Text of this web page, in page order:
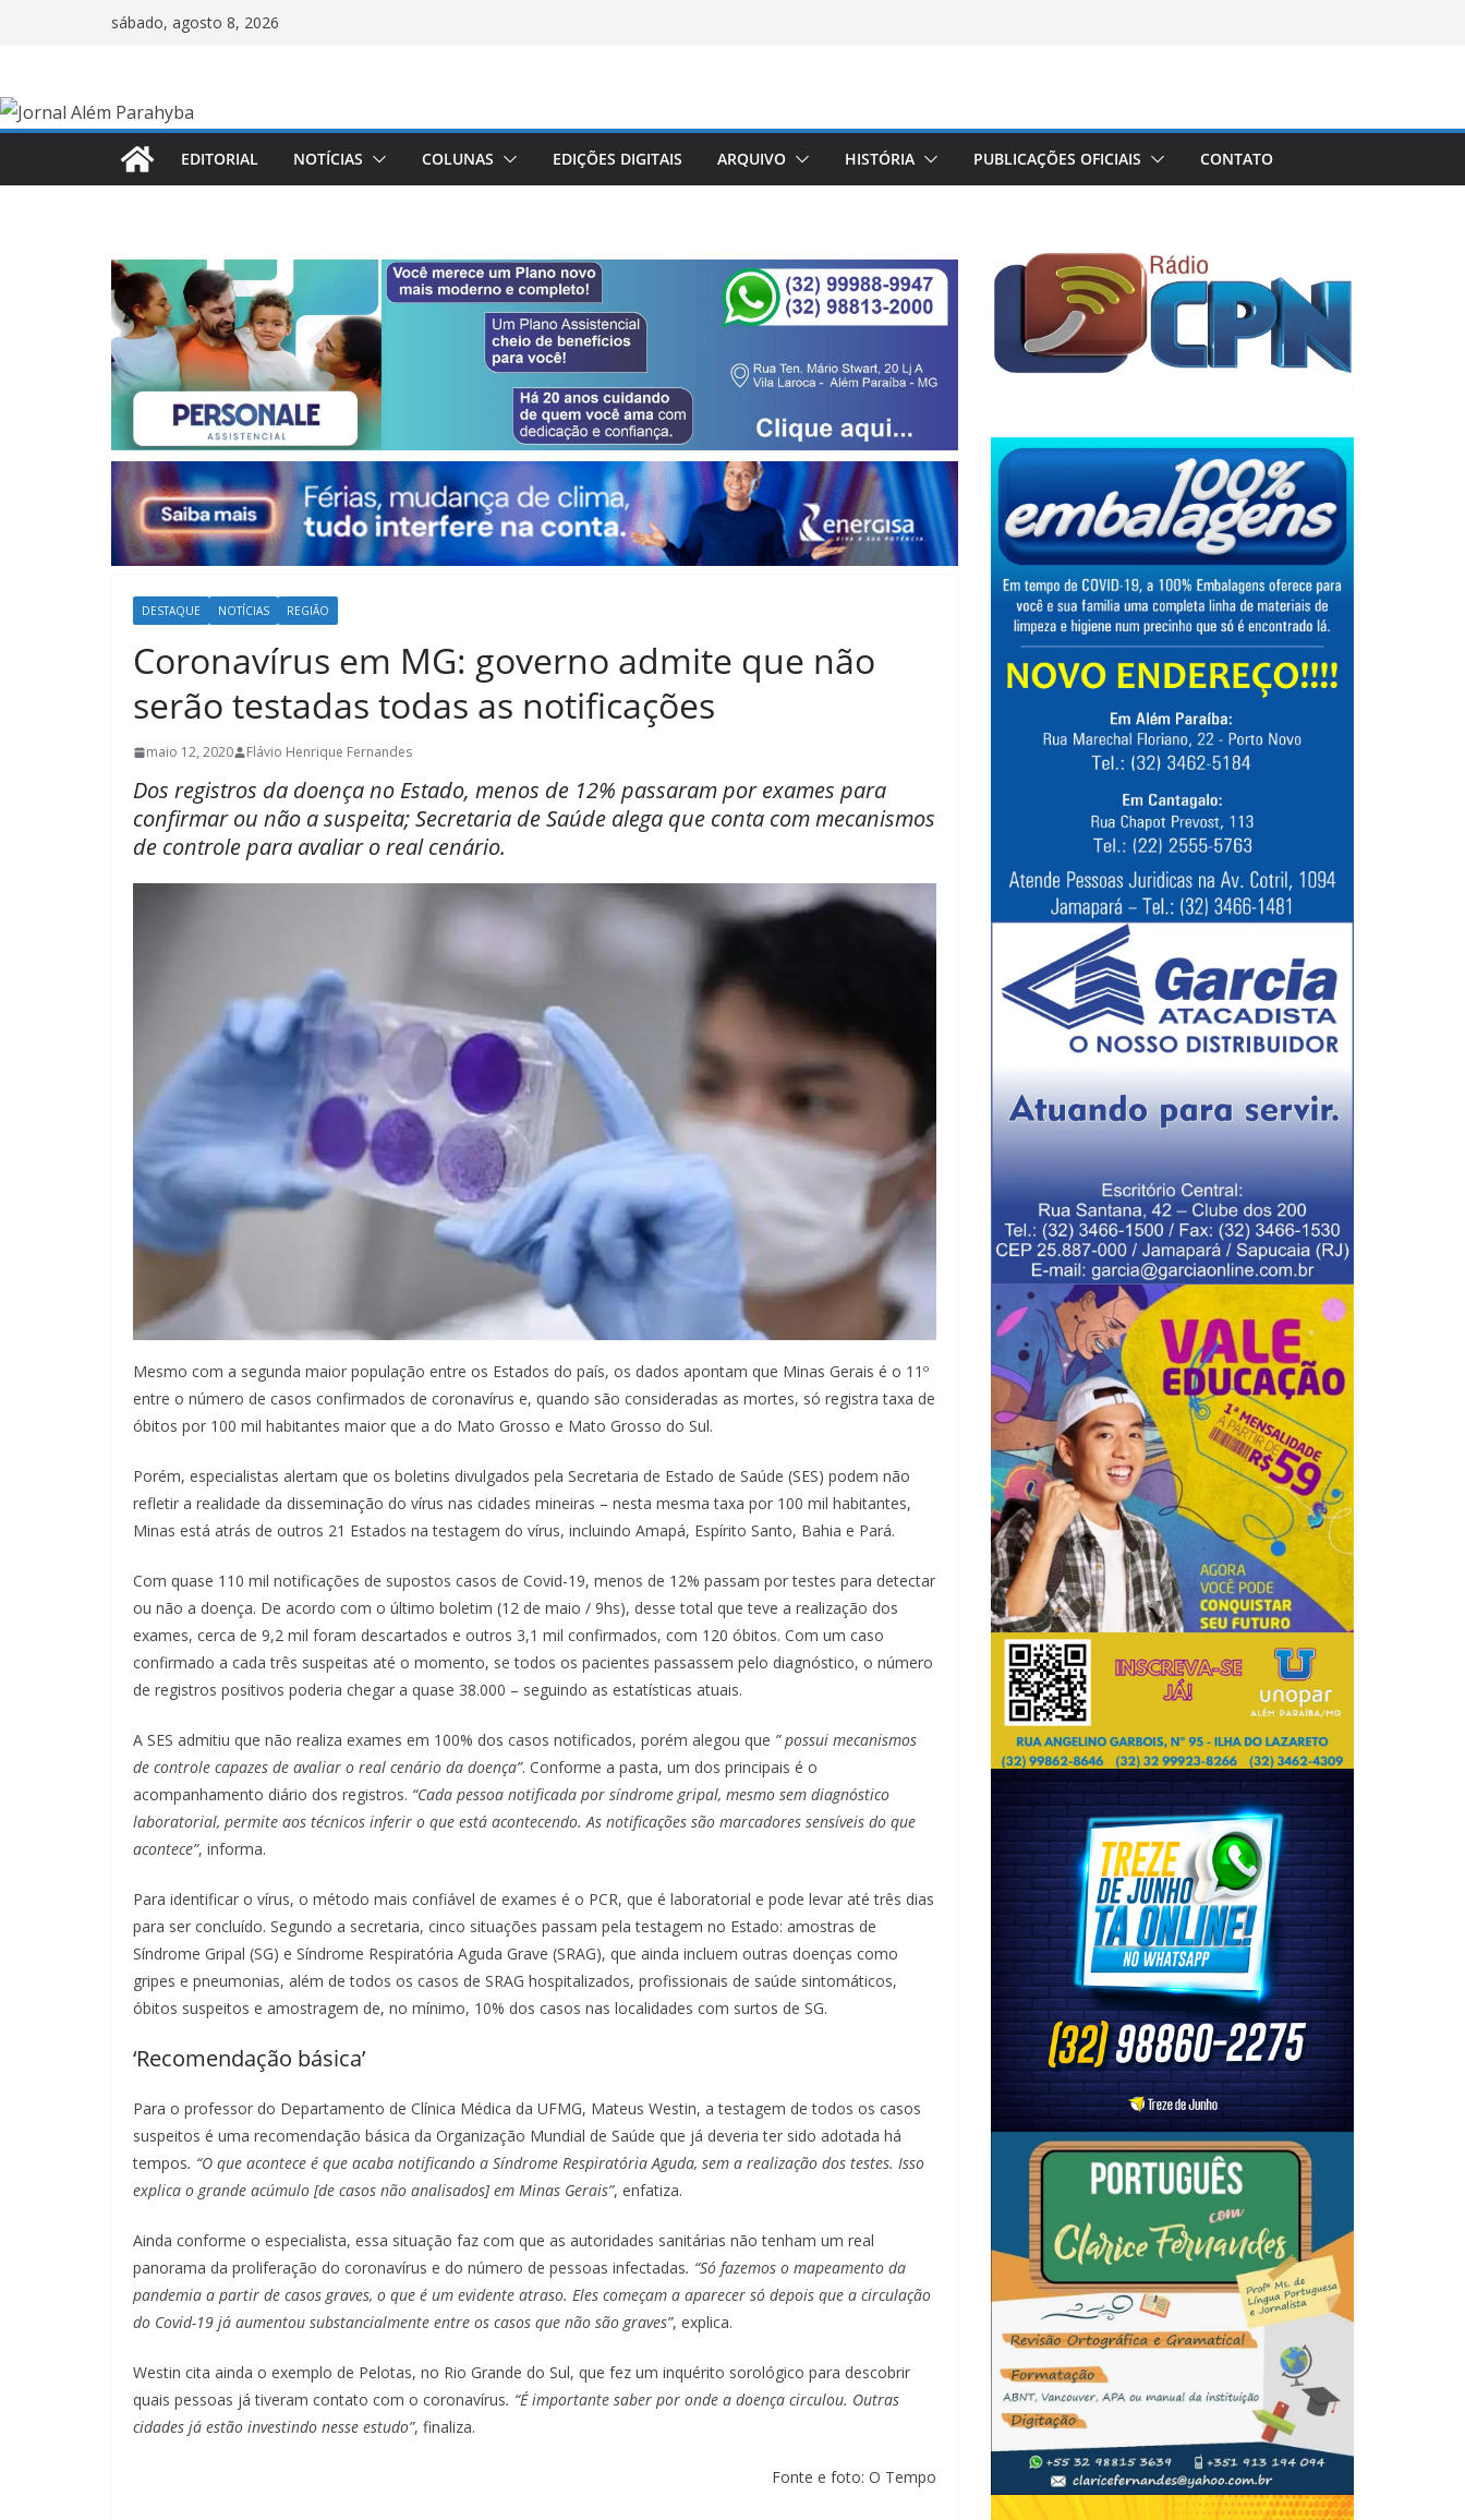
conteúdo
sábado, agosto 8, 2026
EDITORIAL NOTÍCIAS COLUNAS EDIÇÕES DIGITAIS ARQUIVO HISTÓRIA PUBLICAÇÕES OFICIAIS CONTATO
DESTAQUE NOTÍCIAS REGIÃO
Coronavírus em MG: governo admite que não
serão testadas todas as notificações
maio 12, 2020 Flávio Henrique Fernandes
Dos registros da doença no Estado, menos de 12% passaram por exames para
confirmar ou não a suspeita; Secretaria de Saúde alega que conta com mecanismos
de controle para avaliar o real cenário.
Mesmo com a segunda maior população entre os Estados do país, os dados apontam que Minas Gerais é o 11º
entre o número de casos confirmados de coronavírus e, quando são consideradas as mortes, só registra taxa de
óbitos por 100 mil habitantes maior que a do Mato Grosso e Mato Grosso do Sul.
Porém, especialistas alertam que os boletins divulgados pela Secretaria de Estado de Saúde (SES) podem não
refletir a realidade da disseminação do vírus nas cidades mineiras – nesta mesma taxa por 100 mil habitantes,
Minas está atrás de outros 21 Estados na testagem do vírus, incluindo Amapá, Espírito Santo, Bahia e Pará.
Com quase 110 mil notificações de supostos casos de Covid-19, menos de 12% passam por testes para detectar
ou não a doença. De acordo com o último boletim (12 de maio / 9hs), desse total que teve a realização dos
exames, cerca de 9,2 mil foram descartados e outros 3,1 mil confirmados, com 120 óbitos. Com um caso
confirmado a cada três suspeitas até o momento, se todos os pacientes passassem pelo diagnóstico, o número
de registros positivos poderia chegar a quase 38.000 – seguindo as estatísticas atuais.
A SES admitiu que não realiza exames em 100% dos casos notificados, porém alegou que ” possui mecanismos
de controle capazes de avaliar o real cenário da doença”. Conforme a pasta, um dos principais é o
acompanhamento diário dos registros. “Cada pessoa notificada por síndrome gripal, mesmo sem diagnóstico
laboratorial, permite aos técnicos inferir o que está acontecendo. As notificações são marcadores sensíveis do que
acontece”, informa.
Para identificar o vírus, o método mais confiável de exames é o PCR, que é laboratorial e pode levar até três dias
para ser concluído. Segundo a secretaria, cinco situações passam pela testagem no Estado: amostras de
Síndrome Gripal (SG) e Síndrome Respiratória Aguda Grave (SRAG), que ainda incluem outras doenças como
gripes e pneumonias, além de todos os casos de SRAG hospitalizados, profissionais de saúde sintomáticos,
óbitos suspeitos e amostragem de, no mínimo, 10% dos casos nas localidades com surtos de SG.
‘Recomendação básica’
Para o professor do Departamento de Clínica Médica da UFMG, Mateus Westin, a testagem de todos os casos
suspeitos é uma recomendação básica da Organização Mundial de Saúde que já deveria ter sido adotada há
tempos. “O que acontece é que acaba notificando a Síndrome Respiratória Aguda, sem a realização dos testes. Isso
explica o grande acúmulo [de casos não analisados] em Minas Gerais”, enfatiza.
Ainda conforme o especialista, essa situação faz com que as autoridades sanitárias não tenham um real
panorama da proliferação do coronavírus e do número de pessoas infectadas. “Só fazemos o mapeamento da
pandemia a partir de casos graves, o que é um evidente atraso. Eles começam a aparecer só depois que a circulação
do Covid-19 já aumentou substancialmente entre os casos que não são graves”, explica.
Westin cita ainda o exemplo de Pelotas, no Rio Grande do Sul, que fez um inquérito sorológico para descobrir
quais pessoas já tiveram contato com o coronavírus. “É importante saber por onde a doença circulou. Outras
cidades já estão investindo nesse estudo”, finaliza.
Fonte e foto: O Tempo